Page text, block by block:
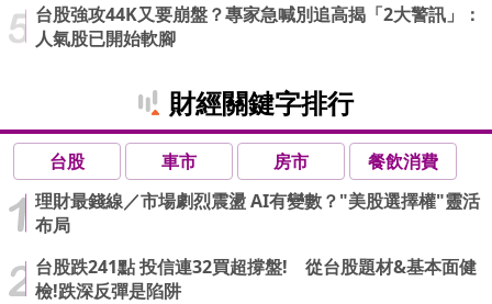
台股強攻44K又要崩盤？專家急喊別追高揭「2大警訊」：
人氣股已開始軟腳
財經關鍵字排行
台股 車市 房市
餐飲消費
理財最錢線／市場劇烈震盪 AI有變數？"美股選擇權"靈活
布局
台股跌241點 投信連32買超撐盤! 從台股題材&基本面健
檢!跌深反彈是陷阱